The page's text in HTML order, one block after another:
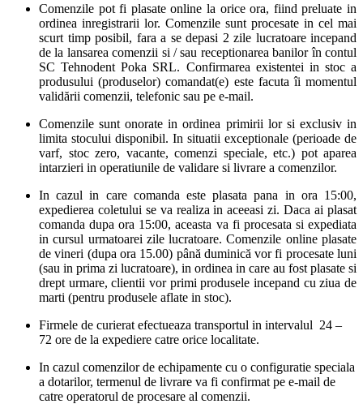
Comenzile pot fi plasate online la orice ora, fiind preluate in
ordinea inregistrarii lor. Comenzile sunt procesate in cel mai
scurt timp posibil, fara a se depasi 2 zile lucratoare incepand
de la lansarea comenzii si / sau receptionarea banilor în contul
SC Tehnodent Poka SRL. Confirmarea existentei in stoc a
produsului (produselor) comandat(e) este facuta îi momentul
validării comenzii, telefonic sau pe e-mail.
Comenzile sunt onorate in ordinea primirii lor si exclusiv in
limita stocului disponibil. In situatii exceptionale (perioade de
varf, stoc zero, vacante, comenzi speciale, etc.) pot aparea
intarzieri in operatiunile de validare si livrare a comenzilor.
In cazul in care comanda este plasata pana in ora 15:00,
expedierea coletului se va realiza in aceeasi zi. Daca ai plasat
comanda dupa ora 15:00, aceasta va fi procesata si expediata
in cursul urmatoarei zile lucratoare. Comenzile online plasate
de vineri (dupa ora 15.00) până duminică vor fi procesate luni
(sau in prima zi lucratoare), in ordinea in care au fost plasate si
drept urmare, clientii vor primi produsele incepand cu ziua de
marti (pentru produsele aflate in stoc).
Firmele de curierat efectueaza transportul in intervalul 24 –
72 ore de la expediere catre orice localitate.
In cazul comenzilor de echipamente cu o configuratie speciala
a dotarilor, termenul de livrare va fi confirmat pe e-mail de
catre operatorul de procesare al comenzii.